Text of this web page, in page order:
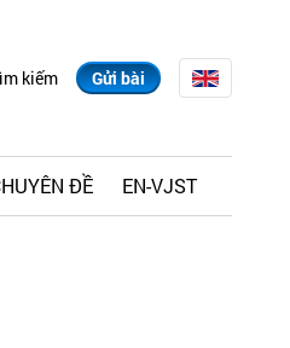
kiếm Gửi bài
ĐỀ EN-VJST